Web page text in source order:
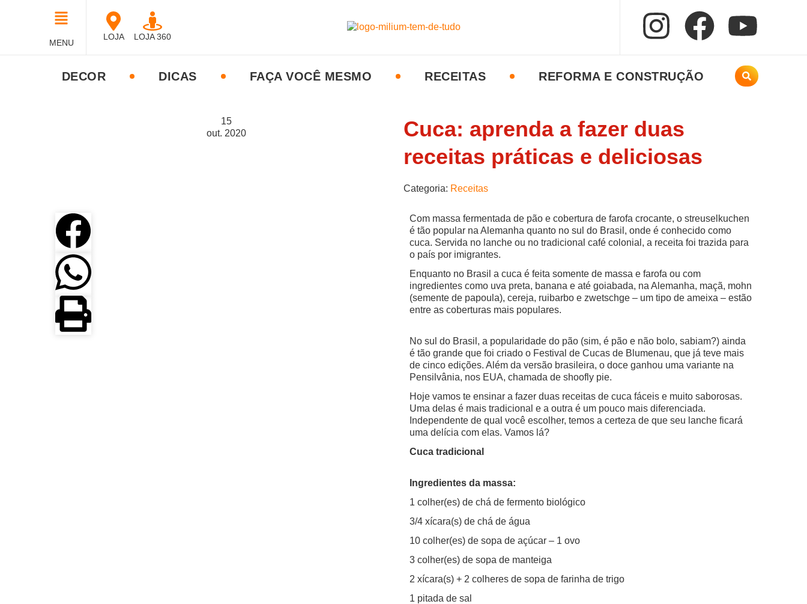
MENU
LOJA LOJA 360
DECOR DICAS FAÇA VOCÊ MESMO RECEITAS REFORMA E CONSTRUÇÃO
15
out. 2020
Cuca: aprenda a fazer duas
receitas práticas e deliciosas
Categoria: Receitas
Com massa fermentada de pão e cobertura de farofa crocante, o streuselkuchen
é tão popular na Alemanha quanto no sul do Brasil, onde é conhecido como
cuca. Servida no lanche ou no tradicional café colonial, a receita foi trazida para
o país por imigrantes.
Enquanto no Brasil a cuca é feita somente de massa e farofa ou com
ingredientes como uva preta, banana e até goiabada, na Alemanha, maçã, mohn
(semente de papoula), cereja, ruibarbo e zwetschge – um tipo de ameixa – estão
entre as coberturas mais populares.
No sul do Brasil, a popularidade do pão (sim, é pão e não bolo, sabiam?) ainda
é tão grande que foi criado o Festival de Cucas de Blumenau, que já teve mais
de cinco edições. Além da versão brasileira, o doce ganhou uma variante na
Pensilvânia, nos EUA, chamada de shoofly pie.
Hoje vamos te ensinar a fazer duas receitas de cuca fáceis e muito saborosas.
Uma delas é mais tradicional e a outra é um pouco mais diferenciada.
Independente de qual você escolher, temos a certeza de que seu lanche ficará
uma delícia com elas. Vamos lá?
Cuca tradicional
Ingredientes da massa:
1 colher(es) de chá de fermento biológico
3/4 xícara(s) de chá de água
10 colher(es) de sopa de açúcar – 1 ovo
3 colher(es) de sopa de manteiga
2 xícara(s) + 2 colheres de sopa de farinha de trigo
1 pitada de sal